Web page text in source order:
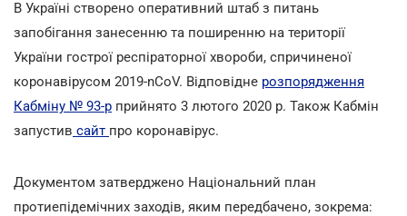
В Україні створено оперативний штаб з питань
запобігання занесенню та поширенню на території
України гострої респіраторної хвороби, спричиненої
коронавірусом 2019-nCoV. Відповідне розпорядження
Кабміну № 93-р прийнято 3 лютого 2020 р. Також Кабмін
запустив сайт про коронавірус.
Документом затверджено Національний план
протиепідемічних заходів, яким передбачено, зокрема: